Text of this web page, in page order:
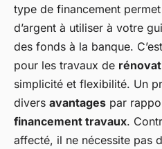
type de financement
d’argent à utiliser à votre
des fonds à la banque.
pour les travaux de
simplicité et flexibilité. Un
divers avantages par
financement travaux.
affecté, il ne nécessite pas